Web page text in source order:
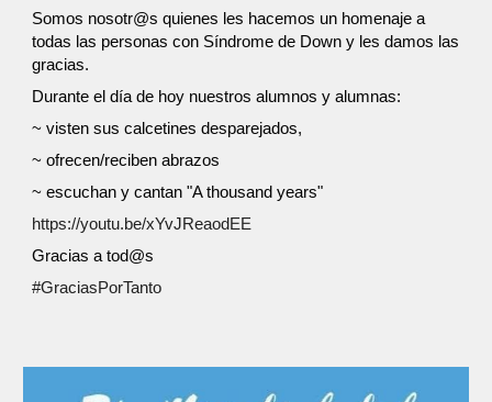
Somos nosotr@s quienes les hacemos un homenaje a
todas las personas con Síndrome de Down y les damos las
gracias.
Durante el día de hoy nuestros alumnos y alumnas:
~ visten sus calcetines desparejados,
~ ofrecen/reciben abrazos
~ escuchan y cantan "A thousand years"
https://youtu.be/xYvJReaodEE
Gracias a tod@s
#GraciasPorTanto